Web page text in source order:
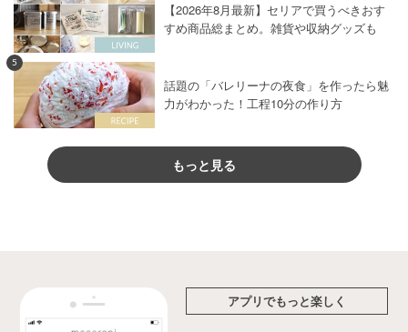
【2026年8月最新】セリアで買うべきおす
すめ商品総まとめ。雑貨や収納グッズも
5
話題の「バレリーナの夜食」を作ったら魅
力がわかった！工程10分の作り方
もっと見る
アプリでもっと楽しく